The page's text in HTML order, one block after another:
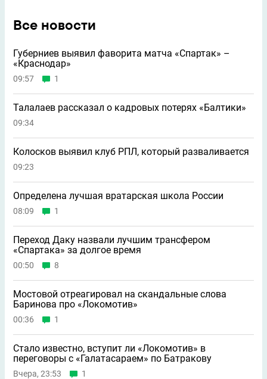
Все новости
Губерниев выявил фаворита матча «Спартак» –
«Краснодар»
09:57 1
Талалаев рассказал о кадровых потерях «Балтики»
09:34
Колосков выявил клуб РПЛ, который разваливается
09:23
Определена лучшая вратарская школа России
08:09 1
Переход Даку назвали лучшим трансфером
«Спартака» за долгое время
00:50 8
Мостовой отреагировал на скандальные слова
Баринова про «Локомотив»
00:36 1
Стало известно, вступит ли «Локомотив» в
переговоры с «Галатасараем» по Батракову
Вчера, 23:53 1